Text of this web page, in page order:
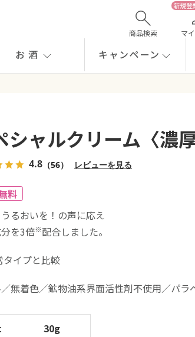
商品検索 マ
お酒 キャンペーン
シャルクリーム〈濃
4.8 （56） レビューを見る
料
るおいを！の声に応え
を3倍※配合しました。
イプと比較
無着色／鉱物油系界面活性剤不使用／パ
30g